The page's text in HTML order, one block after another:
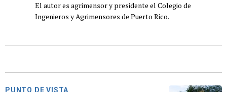
El autor es agrimensor y presidente el Colegio de
Ingenieros y Agrimensores de Puerto Rico.
PUNTO DE VISTA